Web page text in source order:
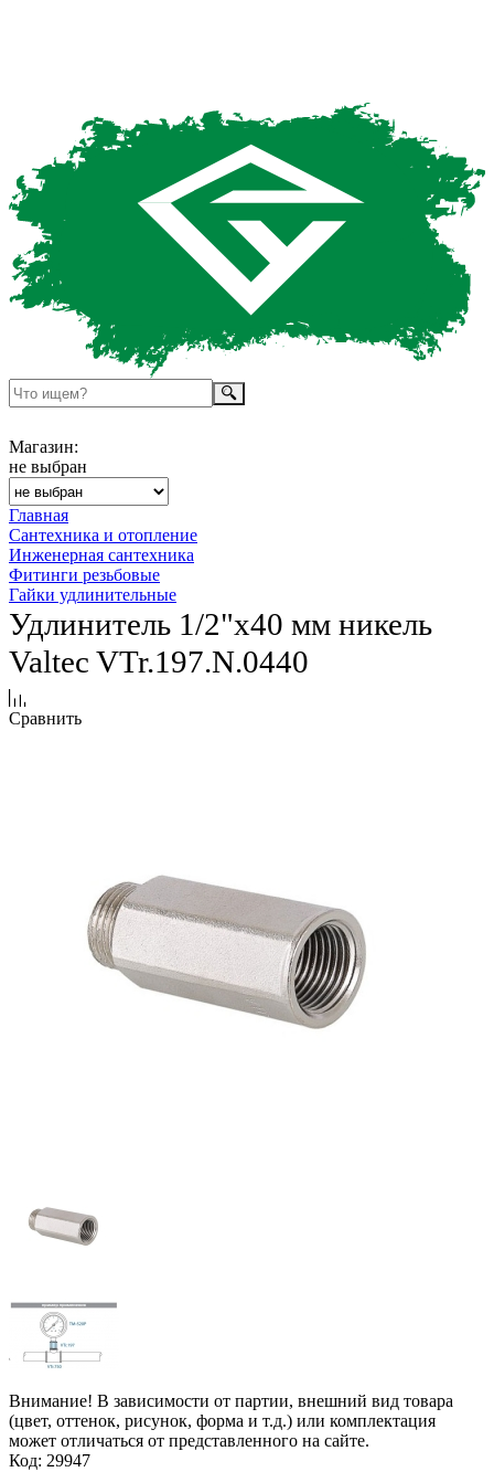
Магазин:
не выбран
Главная
Сантехника и отопление
Инженерная сантехника
Фитинги резьбовые
Гайки удлинительные
Удлинитель 1/2"х40 мм никель
Valtec VTr.197.N.0440
Сравнить
Внимание! В зависимости от партии, внешний вид товара
(цвет, оттенок, рисунок, форма и т.д.) или комплектация
может отличаться от представленного на сайте.
Код: 29947